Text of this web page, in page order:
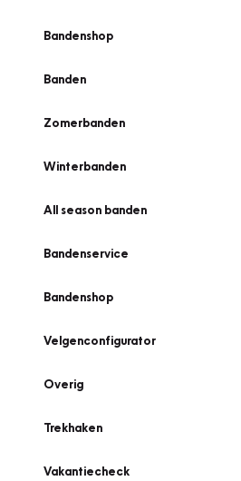
Bandenshop
Banden
Zomerbanden
Winterbanden
All season banden
Bandenservice
Bandenshop
Velgenconfigurator
Overig
Trekhaken
Vakantiecheck